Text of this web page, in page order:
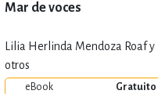
Mar de voces
Lilia Herlinda Mendoza Roaf y
otros
eBook Gratuito